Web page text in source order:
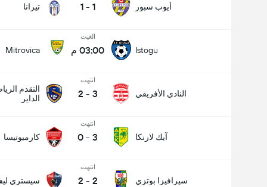
أيوب سبور 1
-
1 تيرانا
Istogu
الغيت
03:00 م Mitrovica
النادي الأفريقي
انتهت
3
-
2
التقدم
الداير
آيك لارنكا
انتهت
3
-
0 كارميوتيسا
سيرافيزا بوتزي
انتهت
2
-
2 سيستري